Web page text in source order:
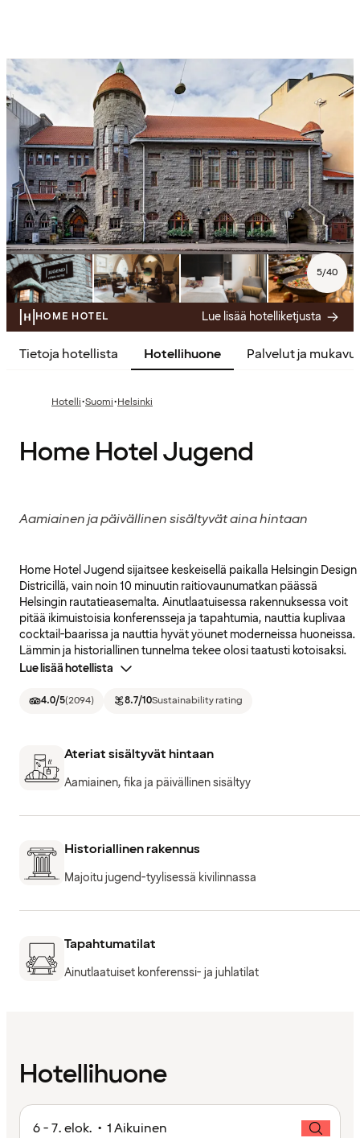
5/40
HOME HOTEL Lue lisää hotelliketjusta
Tietoja hotellista Hotellihuone Palvelut ja
Hotelli·Suomi·Helsinki
Home Hotel Jugend
Aamiainen ja päivällinen sisältyvät aina hintaan
Home Hotel Jugend sijaitsee keskeisellä paikalla Helsingin Design
Districillä, vain noin 10 minuutin raitiovaunumatkan päässä
Helsingin rautatieasemalta. Ainutlaatuisessa rakennuksessa voit
pitää ikimuistoisia konferensseja ja tapahtumia, nauttia kuplivaa
cocktail-baarissa ja nauttia hyvät yöunet moderneissa huoneissa.
Lämmin ja historiallinen tunnelma tekee olosi taatusti kotoisaksi.
Lue lisää hotellista
4.0/5(2094) 8.7/10Sustainability rating
Ateriat sisältyvät hintaan
Aamiainen, fika ja päivällinen sisältyy
Historiallinen rakennus
Majoitu jugend-tyylisessä kivilinnassa
Tapahtumatilat
Ainutlaatuiset konferenssi- ja juhlatilat
Hotellihuone
6 - 7. elok. • 1 Aikuinen